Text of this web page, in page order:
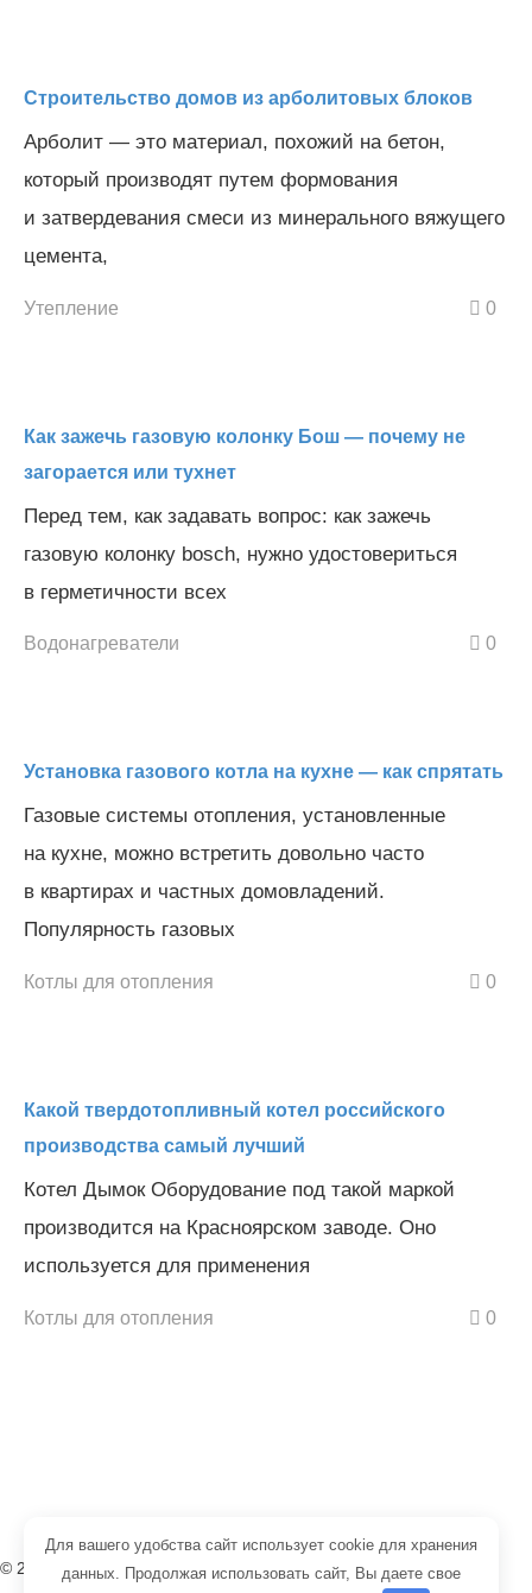
Строительство домов из арболитовых блоков
Арболит — это материал, похожий на бетон,
который производят путем формования
и затвердевания смеси из минерального вяжущего
цемента,
Утепление 0
Как зажечь газовую колонку Бош — почему не
загорается или тухнет
Перед тем, как задавать вопрос: как зажечь
газовую колонку bosch, нужно удостовериться
в герметичности всех
Водонагреватели 0
Установка газового котла на кухне — как спрятать
Газовые системы отопления, установленные
на кухне, можно встретить довольно часто
в квартирах и частных домовладений.
Популярность газовых
Котлы для отопления 0
Какой твердотопливный котел российского
производства самый лучший
Котел Дымок Оборудование под такой маркой
производится на Красноярском заводе. Оно
используется для применения
Котлы для отопления 0
© 2008-2026 редакция портала «Тепло Проект»
Для вашего удобства сайт использует cookie для хранения
данных. Продолжая использовать сайт, Вы даете свое